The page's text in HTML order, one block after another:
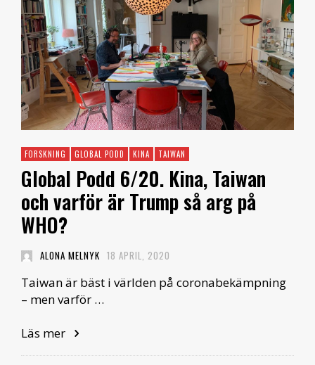
FORSKNING GLOBAL PODD KINA TAIWAN
Global Podd 6/20. Kina, Taiwan
och varför är Trump så arg på
WHO?
ALONA MELNYK 18 APRIL, 2020
Taiwan är bäst i världen på coronabekämpning
– men varför …
Läs mer